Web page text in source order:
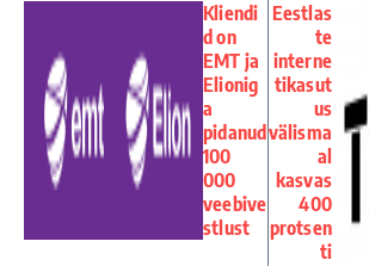
Kliendi
d on
EMT ja
Elionig
a
pidanud
100
000
veebive
stlust
Eestlas
te
interne
tikasut
us
välisma
al
kasvas
400
protsen
ti